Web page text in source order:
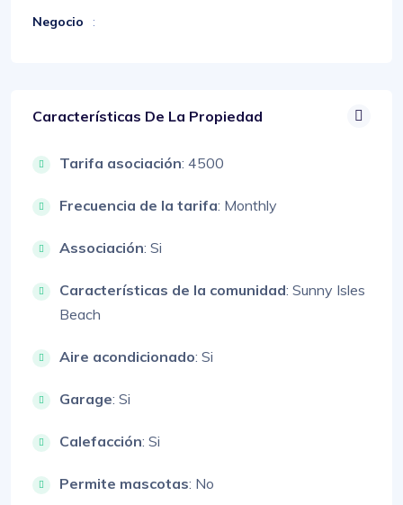
Negocio :
Características De La Propiedad
Tarifa asociación: 4500
Frecuencia de la tarifa: Monthly
Associación: Si
Características de la comunidad: Sunny Isles
Beach
Aire acondicionado: Si
Garage: Si
Calefacción: Si
Permite mascotas: No